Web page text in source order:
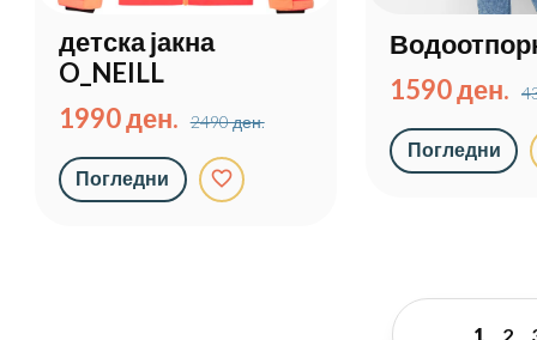
детска јакна
O_NEILL
1990 ден.
2490 ден.
Погледни favorite_border
1590 ден.
Погледни
1 2